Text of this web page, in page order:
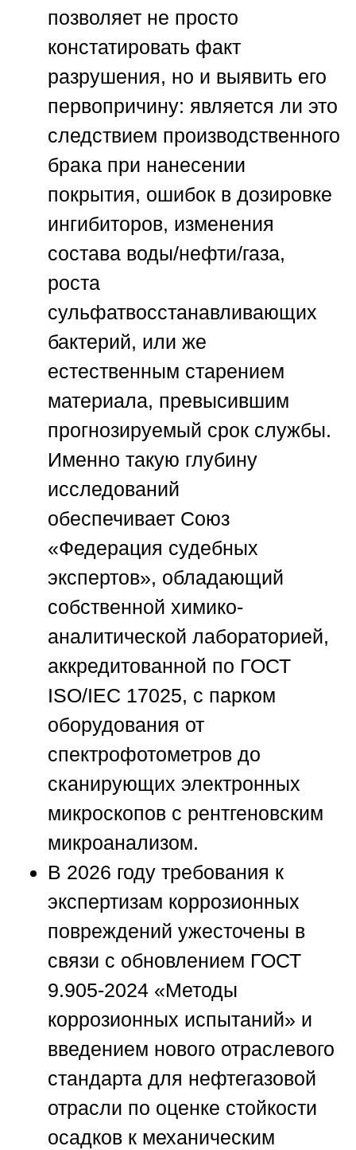
позволяет не просто
констатировать факт
разрушения, но и выявить его
первопричину: является ли это
следствием производственного
брака при нанесении
покрытия, ошибок в дозировке
ингибиторов, изменения
состава воды/нефти/газа,
роста
сульфатвосстанавливающих
бактерий, или же
естественным старением
материала, превысившим
прогнозируемый срок службы.
Именно такую глубину
исследований
обеспечивает Союз
«Федерация судебных
экспертов», обладающий
собственной химико-
аналитической лабораторией,
аккредитованной по ГОСТ
ISO/IEC 17025, с парком
оборудования от
спектрофотометров до
сканирующих электронных
микроскопов с рентгеновским
микроанализом.
В 2026 году требования к
экспертизам коррозионных
повреждений ужесточены в
связи с обновлением ГОСТ
9.905-2024 «Методы
коррозионных испытаний» и
введением нового отраслевого
стандарта для нефтегазовой
отрасли по оценке стойкости
осадков к механическим